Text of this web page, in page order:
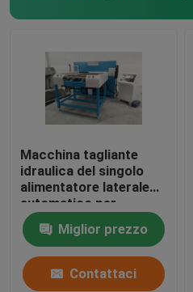
Macchina tagliante
idraulica del singolo
alimentatore laterale
automatico per
EVA/schiuma
Miglior prezzo
Contattaci